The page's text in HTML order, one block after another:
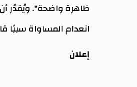
ظاهرة واضحة". ويُقدّر
انعدام المساواة سببًا
إعلان